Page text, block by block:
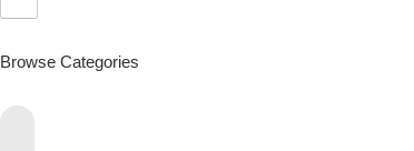
Browse Categories